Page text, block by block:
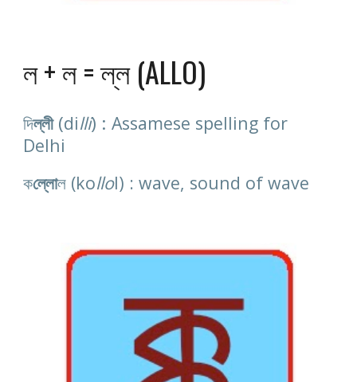
ল + ল = ল্ল (ALLO)
দিল্লী (dilli) : Assamese spelling for
Delhi
কল্লোল (kollol) : wave, sound of wave